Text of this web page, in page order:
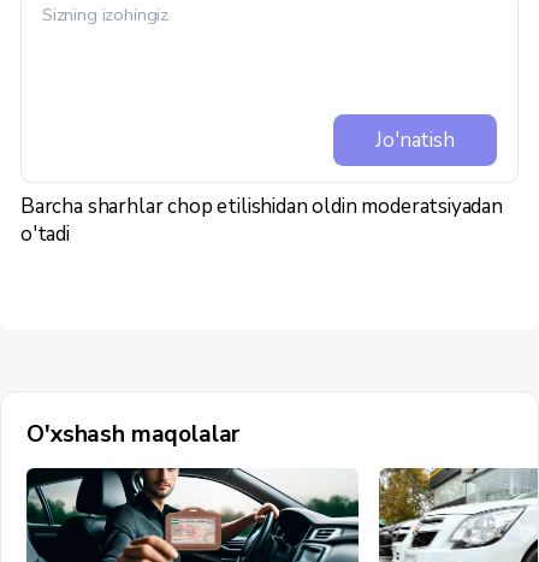
Jo'natish
Barcha sharhlar chop etilishidan oldin moderatsiyadan
o'tadi
O'xshash maqolalar